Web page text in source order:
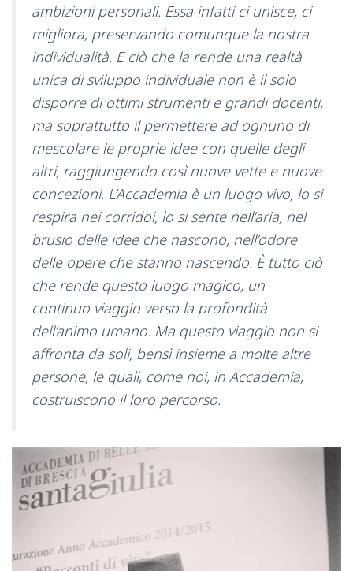
ambizioni personali. Essa infatti ci unisce, ci
migliora, preservando comunque la nostra
individualità. E ciò che la rende una realtà
unica di sviluppo individuale non è il solo
disporre di ottimi strumenti e grandi docenti,
ma soprattutto il permettere ad ognuno di
mescolare le proprie idee con quelle degli
altri, raggiungendo così nuove vette e nuove
concezioni. L’Accademia è un luogo vivo, lo si
respira nei corridoi, lo si sente nell’aria, nel
brusio delle idee che nascono, nell’odore
delle opere che stanno nascendo. È tutto ciò
che rende questo luogo magico, un
continuo viaggio verso la profondità
dell’animo umano. Ma questo viaggio non si
affronta da soli, bensì insieme a molte altre
persone, le quali, come noi, in Accademia,
costruiscono il loro percorso.